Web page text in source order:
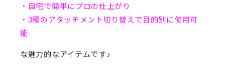
・自宅で簡単にプロの仕上がり
・3種のアタッチメント切り替えで目的別に使用可
能
な魅力的なアイテムです♪